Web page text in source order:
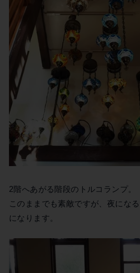
2階へあがる階段のトルコランプ。
このままでも素敵ですが、夜にな
になります。